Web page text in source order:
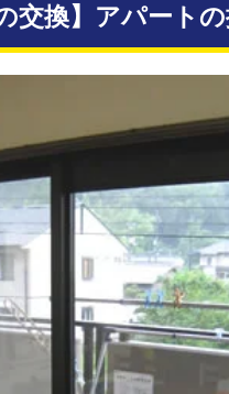
交換】アパート